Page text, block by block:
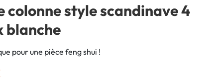
colonne style scandinave 4
blanche
pour une pièce feng shui !